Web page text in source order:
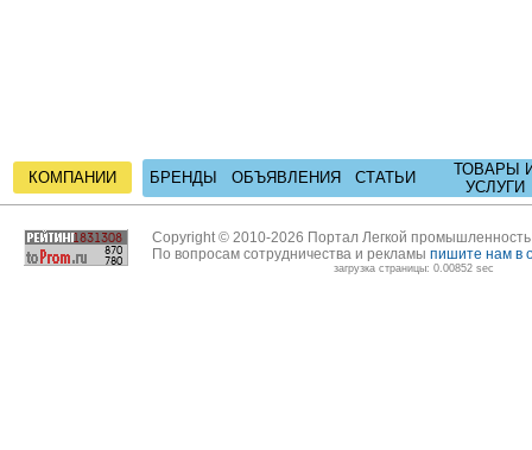
КОМПАНИИ БРЕНДЫ ОБЪЯВЛЕНИЯ СТАТЬИ
ТОВАРЫ
УСЛУГИ
Copyright © 2010-2026 Портал Легкой
По вопросам сотрудничества и рекламы пишите нам в
загрузка страницы: 0.00852 sec